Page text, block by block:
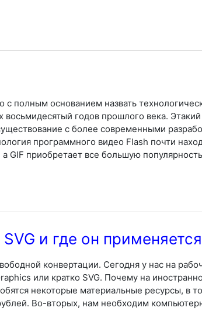
полным основанием назвать
восьмидесятый годов прошлого века.
с более современными
программного видео Flash почти
GIF приобретает все большую
и где он применяется
конвертации. Сегодня у нас на
или кратко SVG. Почему на
некоторые материальные ресурсы, в
Во-вторых, нам необходим